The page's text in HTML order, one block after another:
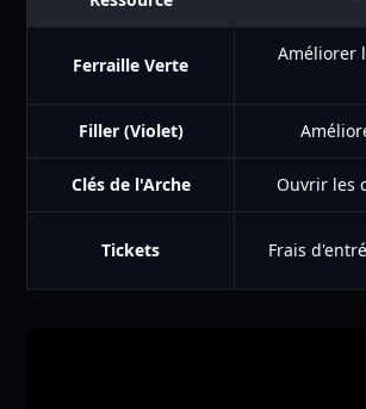
Ferraille Verte
Améliorer
Filler (Violet)
Clés de l'Arche Ouvrir les
Tickets Frais